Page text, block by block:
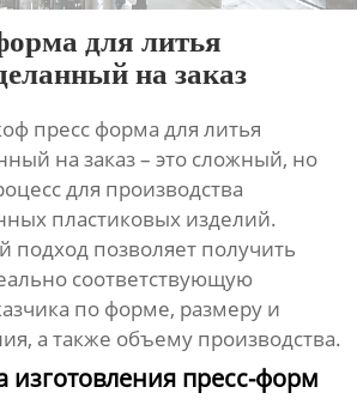
для литья
на заказ
пресс форма для литья
на заказ– это сложный, но
для производства
пластиковых изделий.
позволяет получить
соответствующую
по форме, размеру и
а также объему производства.
изготовления пресс-форм